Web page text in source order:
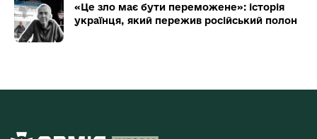
«Це зло має бути переможене»: історія
українця, який пережив російський полон